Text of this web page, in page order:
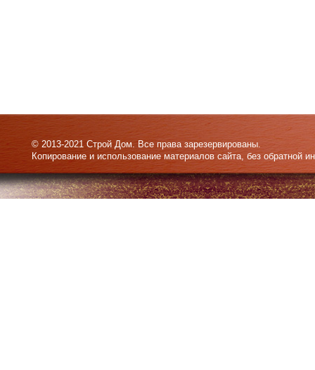
© 2013-2021 Строй Дом. Все права зарезервированы.
Копирование и использование материалов сайта, без обратной